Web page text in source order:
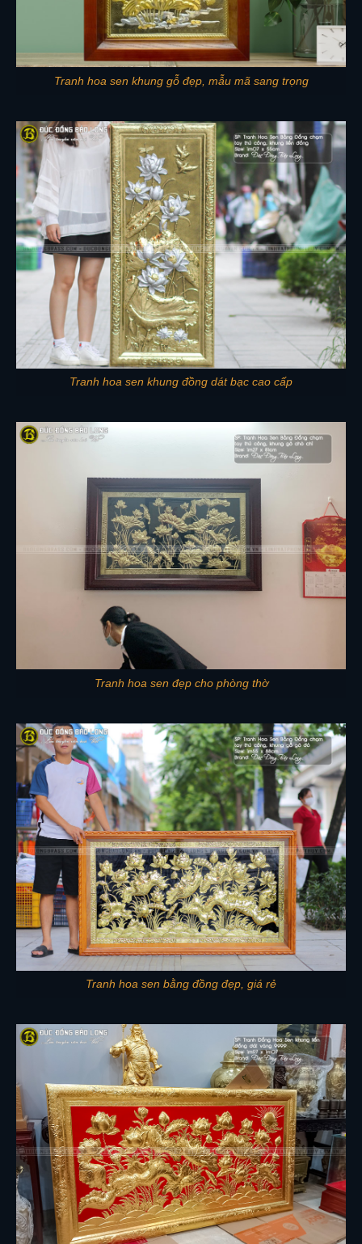
Tranh hoa sen khung gỗ đẹp, mẫu mã sang trọng
Tranh hoa sen khung đồng dát bạc cao cấp
Tranh hoa sen đẹp cho phòng thờ
Tranh hoa sen bằng đồng đẹp, giá rẻ